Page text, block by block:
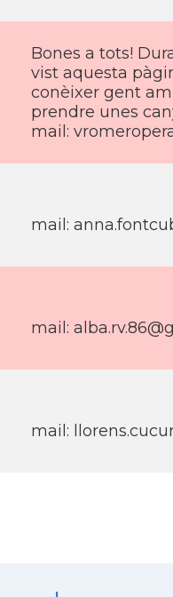
Bones a tots!
vist aquesta
conèixer gent
prendre unes
mail:
mail:
mail:
mail: